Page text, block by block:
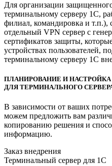
Для организации
терминальному серверу 1С,
филиал, командировка и т.п.),
отдельный VPN сервер с
сертификатов защиты,
устройствах пользователей,
терминальному серверу 1С
ПЛАНИРОВАНИЕ И
ДЛЯ ТЕРМИНАЛЬНОГО
В зависимости от ваших
можем предложить вам
копированию решения и
информацию.
Заказ внедрения
Терминальный сервер для 1С